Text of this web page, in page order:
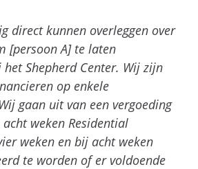
direct kunnen overleggen over
[persoon A] te laten
Shepherd Center. Wij zijn
op enkele
gaan uit van een vergoeding
weken Residential
weken en bij acht weken
te worden of er voldoende